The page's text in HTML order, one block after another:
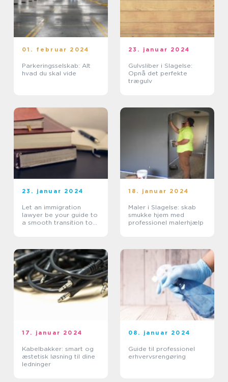
01. februar 2024
Parkeringsselskab: Alt
hvad du skal vide
23. januar 2024
Gulvsliber i Slagelse:
Opnå det perfekte
trægulv
23. januar 2024
Let an immigration
lawyer be your guide to
a smooth transition to
18. januar 2024
Maler i Slagelse: skab
smukke hjem med
professionel malerhjælp
17. januar 2024
Kabelbakker: smart og
æstetisk løsning til dine
ledninger
08. januar 2024
Guide til professionel
erhvervsrengøring